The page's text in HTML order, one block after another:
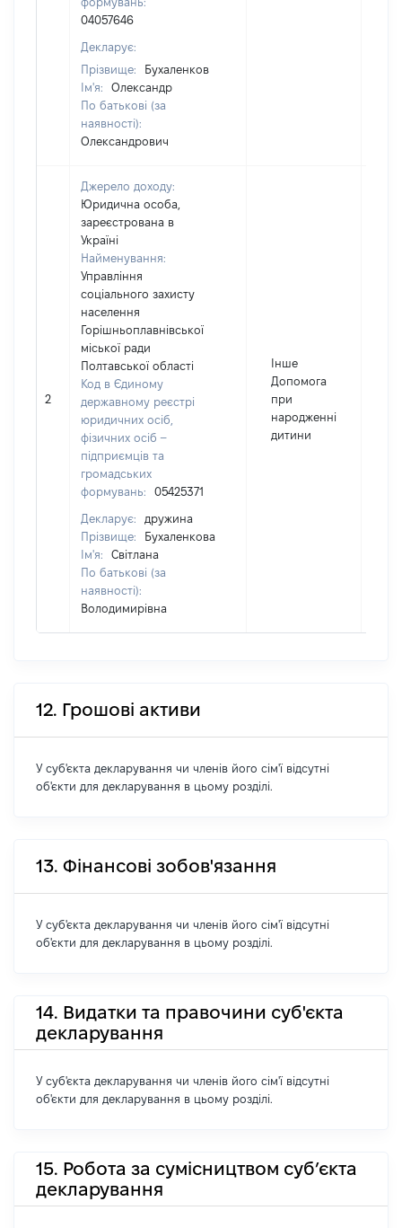
04057646
Декларує:
Прізвище:
Бухаленков
Ім'я:
Олександр
По батькові (за
наявності):
Олександрович
2
Джерело доходу:
Юридична особа,
зареєстрована в
Україні
Найменування:
Управління
соціального захисту
населення
Горішньоплавнівської
міської ради
Полтавської області
Код в Єдиному
державному реєстрі
юридичних осіб,
фізичних осіб –
підприємців та
громадських
формувань:
05425371
Декларує:
дружина
Прізвище:
Бухаленкова
Ім'я:
Світлана
По батькові (за
наявності):
Володимирівна
Інше
Допомога
при
народженні
дитини
12. Грошові активи
У суб'єкта декларування чи членів його сім'ї відсутні
об'єкти для декларування в цьому розділі.
13. Фінансові зобов'язання
У суб'єкта декларування чи членів його сім'ї відсутні
об'єкти для декларування в цьому розділі.
14. Видатки та правочини суб'єкта
декларування
У суб'єкта декларування чи членів його сім'ї відсутні
об'єкти для декларування в цьому розділі.
15. Робота за сумісництвом суб’єкта
декларування